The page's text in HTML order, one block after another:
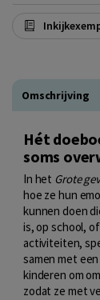
Omschrijving
Hét
soms
In het Grote
hoe ze hun
kunnen doen
is, op school,
activiteiten,
samen met
kinderen om
zodat ze met